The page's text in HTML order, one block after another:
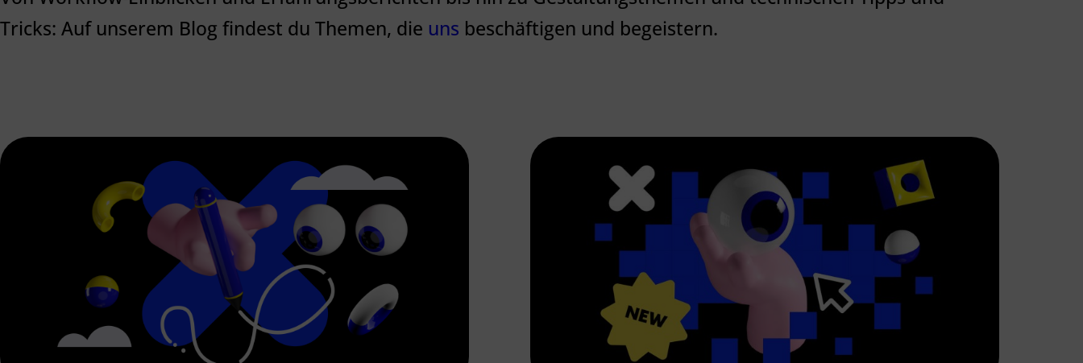
Tricks: Auf unserem Blog findest du Themen, die uns beschäftigen und begeistern.